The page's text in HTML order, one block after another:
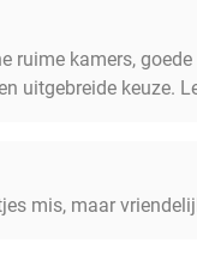
ruime kamers,
uitgebreide keuze.
mis, maar